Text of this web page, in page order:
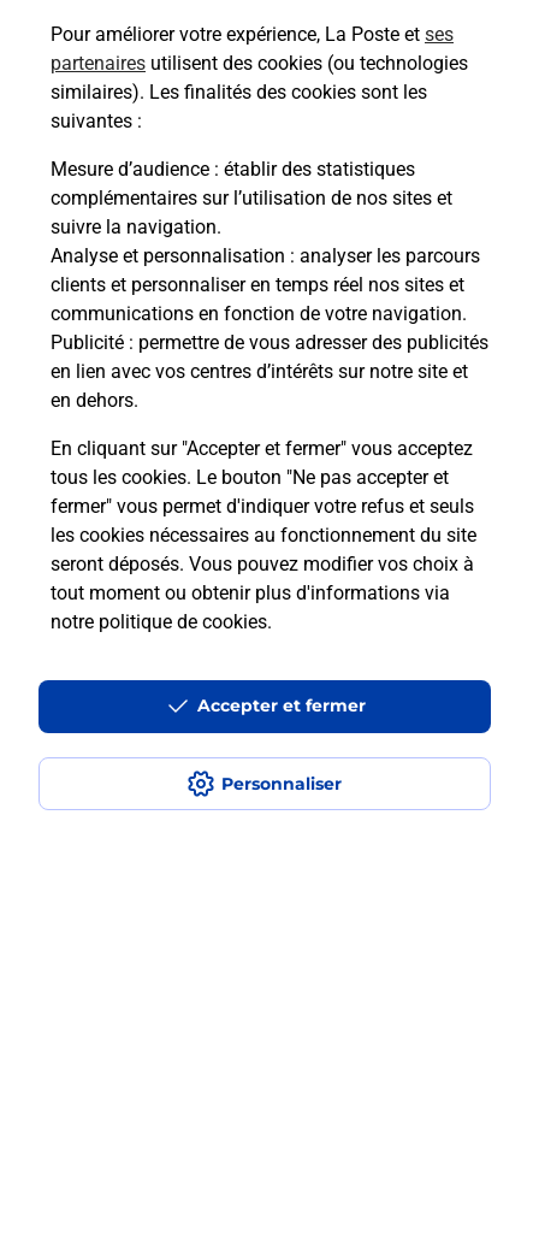
Pour améliorer votre expérience, La Poste et ses
partenaires utilisent des cookies (ou technologies
similaires). Les finalités des cookies sont les
suivantes :
Mesure d’audience : établir des statistiques
complémentaires sur l’utilisation de nos sites et
suivre la navigation.
Analyse et personnalisation : analyser les parcours
clients et personnaliser en temps réel nos sites et
communications en fonction de votre navigation.
Publicité : permettre de vous adresser des publicités
en lien avec vos centres d’intérêts sur notre site et
en dehors.
En cliquant sur "Accepter et fermer" vous acceptez
tous les cookies. Le bouton "Ne pas accepter et
fermer" vous permet d'indiquer votre refus et seuls
les cookies nécessaires au fonctionnement du site
seront déposés. Vous pouvez modifier vos choix à
tout moment ou obtenir plus d'informations via
notre politique de cookies.
Personnaliser
Accepter et fermer
Ouvert 24h/24
En savoir plus
Recherchez un autre point de contact
Questions fréquemment posées
Quel réseau utilise La Poste Mobile ?
Est-ce que je peux garder mon
numéro de mobile gratuitement ?
Est-ce que je peux bénéficier de la 5G
avec La Poste Mobile ?
à l’étranger avec La Poste Mobile ?
Est-ce que je peux payer mon
smartphone Samsung en plusieurs
fois avec La Poste Mobile ?